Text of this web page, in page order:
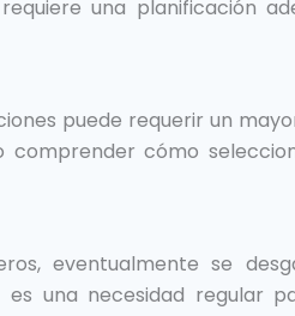
una planificación
puede requerir un
cómo
eventualmente se
una necesidad regular